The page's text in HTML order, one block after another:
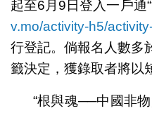
起至6月9日登入一戶通
v.mo/activity-h5/
行登記。倘報名人數多
籤決定，獲錄取者將以
“根與魂──中國非